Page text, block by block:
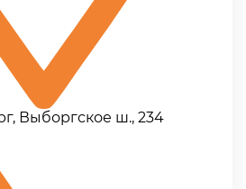
Выборгское ш., 234